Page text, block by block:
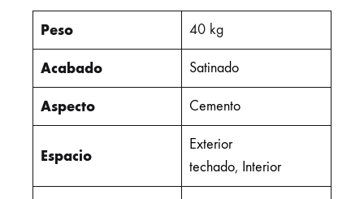
Peso 40 kg
Acabado Satinado
Aspecto Cemento
Espacio
Exterior
techado, Interior